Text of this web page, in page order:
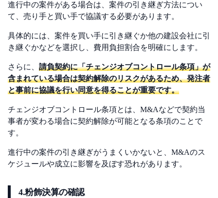
進行中の案件がある場合は、案件の引き継ぎ方法につい
て、売り手と買い手で協議する必要があります。
具体的には、案件を買い手に引き継ぐか他の建設会社に引
き継ぐかなどを選択し、費用負担割合を明確にします。
さらに、 請負契約に「チェンジオブコントロール条項」が
含まれている場合は契約解除のリスクがあるため、発注者
と事前に協議を行い同意を得ることが重要です。
チェンジオブコントロール条項とは、M&Aなどで契約当
事者が変わる場合に契約解除が可能となる条項のことで
す。
進行中の案件の引き継ぎがうまくいかないと、M&Aのス
ケジュールや成立に影響を及ぼす恐れがあります。
4.粉飾決算の確認